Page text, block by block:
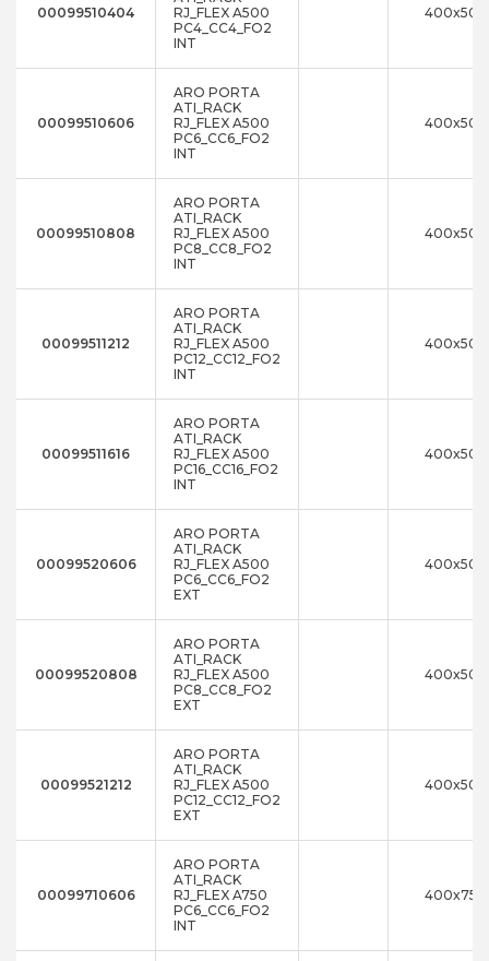
00099510404
RJ_FLEX A500
PC4_CC4_FO2
INT
400x500
00099510606
ARO PORTA
ATI_RACK
RJ_FLEX A500
PC6_CC6_FO2
INT
400x500
00099510808
ARO PORTA
ATI_RACK
RJ_FLEX A500
PC8_CC8_FO2
INT
400x500
00099511212
ARO PORTA
ATI_RACK
RJ_FLEX A500
PC12_CC12_FO2
INT
400x500
00099511616
ARO PORTA
ATI_RACK
RJ_FLEX A500
PC16_CC16_FO2
INT
400x500
00099520606
ARO PORTA
ATI_RACK
RJ_FLEX A500
PC6_CC6_FO2
EXT
400x500
00099520808
ARO PORTA
ATI_RACK
RJ_FLEX A500
PC8_CC8_FO2
EXT
400x500
00099521212
ARO PORTA
ATI_RACK
RJ_FLEX A500
PC12_CC12_FO2
EXT
400x500
00099710606
ARO PORTA
ATI_RACK
RJ_FLEX A750
PC6_CC6_FO2
INT
400x750